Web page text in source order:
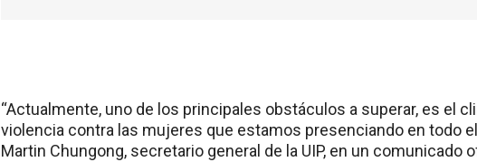
“Actualmente, uno de los principales obstáculos a superar, es el
violencia contra las mujeres que estamos presenciando en todo
Martin Chungong, secretario general de la UIP, en un comunicado